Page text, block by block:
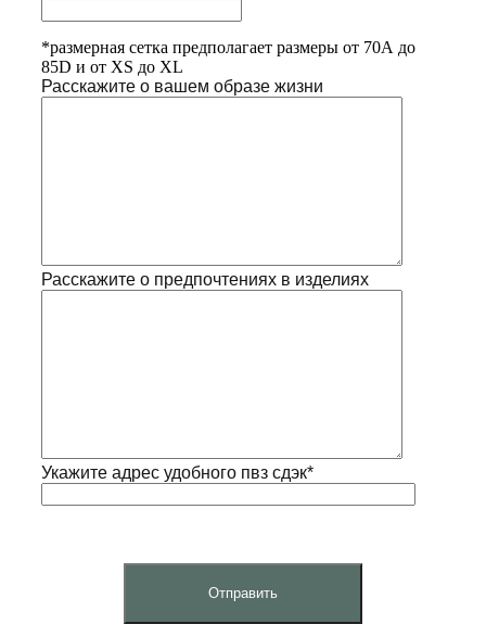
*размерная сетка предполагает размеры от 70А до
85D и от XS до XL
Расскажите о вашем образе жизни
Расскажите о предпочтениях в изделиях
Укажите адрес удобного пвз сдэк*